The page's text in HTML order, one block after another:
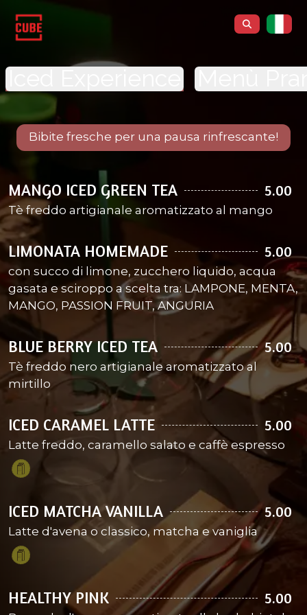
Bibite fresche per una pausa rinfrescante!
MANGO ICED GREEN TEA 5.00
Tè freddo artigianale aromatizzato al mango
LIMONATA HOMEMADE 5.00
con succo di limone, zucchero liquido, acqua
gasata e sciroppo a scelta tra: LAMPONE, MENTA,
MANGO, PASSION FRUIT, ANGURIA
BLUE BERRY ICED TEA 5.00
Tè freddo nero artigianale aromatizzato al
mirtillo
ICED CARAMEL LATTE 5.00
Latte freddo, caramello salato e caffè espresso
ICED MATCHA VANILLA 5.00
Latte d'avena o classico, matcha e vaniglia
HEALTHY PINK 5.00